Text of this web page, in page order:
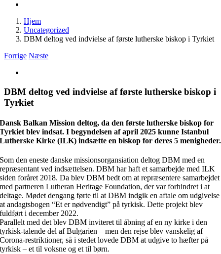
Hjem
Uncategorized
DBM deltog ved indvielse af første lutherske biskop i Tyrkiet
Forrige Næste
billede
DBM deltog ved indvielse af første lutherske biskop i
Tyrkiet
Dansk Balkan Mission deltog, da den første lutherske biskop for
Tyrkiet blev indsat. I begyndelsen af april 2025 kunne Istanbul
Lutherske Kirke (ILK) indsætte en biskop for deres 5 menigheder.
Som den eneste danske missionsorgansiation deltog DBM med en
repræsentant ved indsættelsen. DBM har haft et samarbejde med ILK
siden foråret 2018. Da blev DBM bedt om at repræsentere samarbejdet
med partneren Lutheran Heritage Foundation, der var forhindret i at
deltage. Mødet dengang førte til at DBM indgik en aftale om udgivelse
at andagtsbogen “Et er nødvendigt” på tyrkisk. Dette projekt blev
fuldført i december 2022.
Parallelt med det blev DBM inviteret til åbning af en ny kirke i den
tyrkisk-talende del af Bulgarien – men den rejse blev vanskelig af
Corona-restriktioner, så i stedet lovede DBM at udgive to hæfter på
tyrkisk – et til voksne og et til børn.